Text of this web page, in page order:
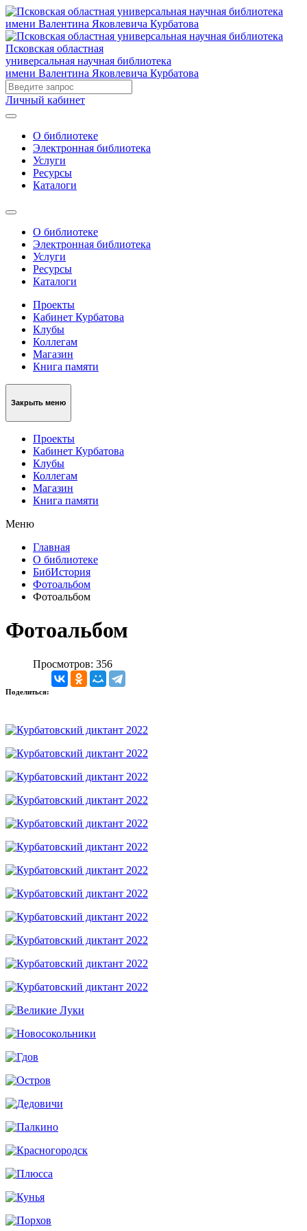
Псковская областная
универсальная научная библиотека
имени Валентина Яковлевича Курбатова
Личный кабинет
О библиотеке
Электронная библиотека
Услуги
Ресурсы
Каталоги
О библиотеке
Электронная библиотека
Услуги
Ресурсы
Каталоги
Проекты
Кабинет Курбатова
Клубы
Коллегам
Магазин
Книга памяти
Закрыть меню
Проекты
Кабинет Курбатова
Клубы
Коллегам
Магазин
Книга памяти
Меню
Главная
О библиотеке
БибИстория
Фотоальбом
Фотоальбом
Фотоальбом
Просмотров: 356
Поделиться: